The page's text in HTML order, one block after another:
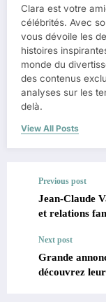
Clara est votre
célébrités. Avec
vous dévoile les
histoires
monde du
des contenus
analyses sur les
delà.
View All Posts
Previous post
Jean-Claude
et relations
Next post
Grande
découvrez